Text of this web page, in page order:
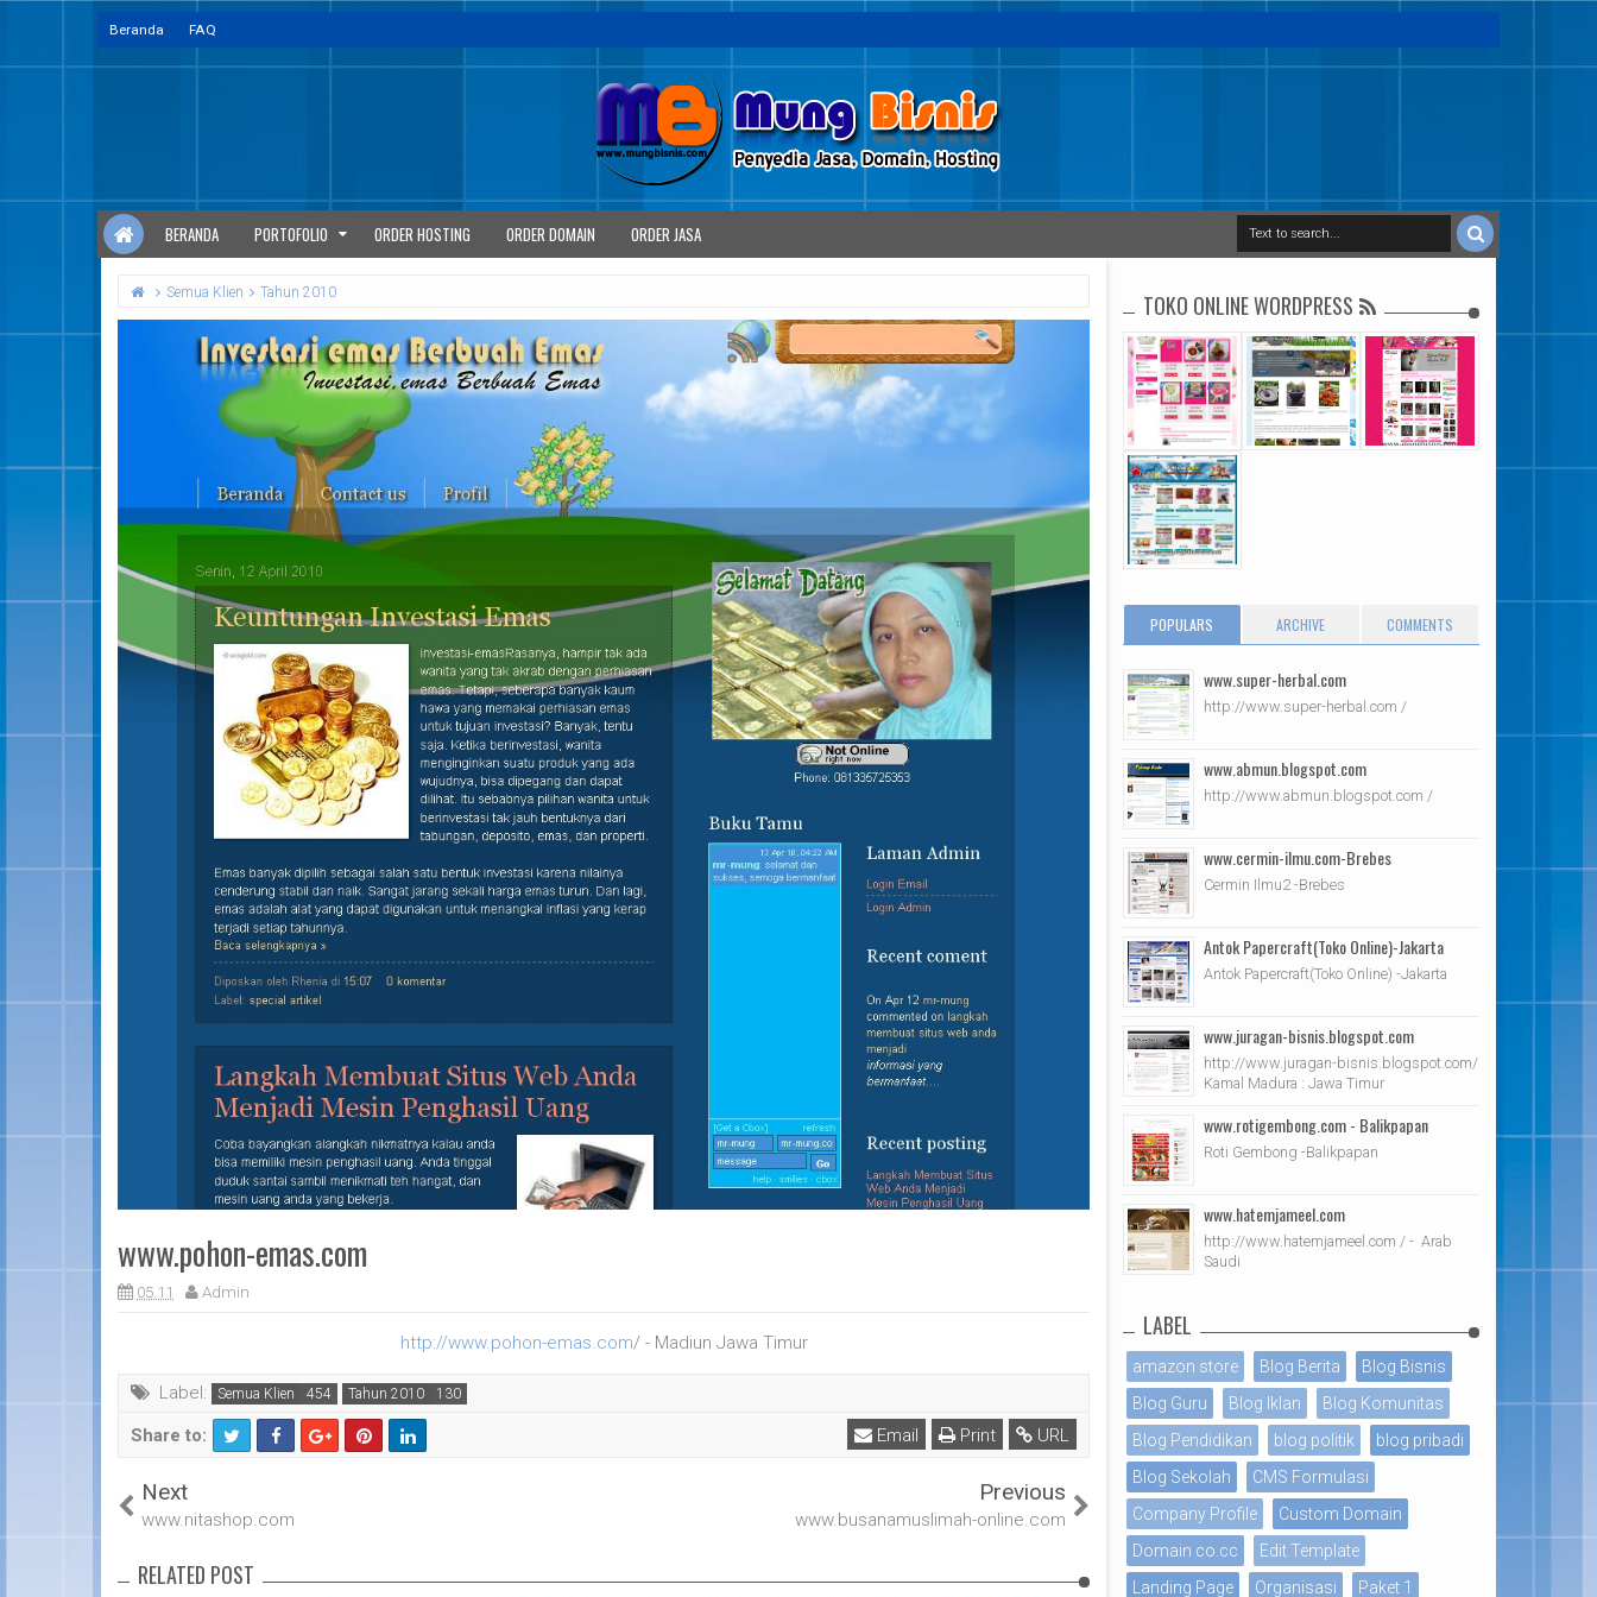
Beranda FAQ
BERANDA PORTOFOLIO ORDER HOSTING ORDER DOMAIN ORDER JASA
Semua Klien Tahun 2010
www.pohon-emas.com
05.11 Admin
http://www.pohon-emas.com/ - Madiun Jawa Timur
Label: Semua Klien Tahun 2010
Share to:
tt
er
c
o
URL
Print
Email
Next
www.nitashop.com
Previous
www.busanamuslimah-online.com
RELATED POST
TOKO ONLINE WORDPRESS
POPULARS ARCHIVE COMMENTS
www.super-herbal.com
http://www.super-herbal.com /
www.abmun.blogspot.com
http://www.abmun.blogspot.com /
www.cermin-ilmu.com-Brebes
Cermin Ilmu2 -Brebes
Antok Papercraft(Toko Online)-Jakarta
Antok Papercraft(Toko Online) -Jakarta
www.juragan-bisnis.blogspot.com
http://www.juragan-bisnis.blogspot.com/
Kamal Madura : Jawa Timur
www.rotigembong.com - Balikpapan
Roti Gembong -Balikpapan
www.hatemjameel.com
http://www.hatemjameel.com / - Arab
Saudi
LABEL
amazon store Blog Berita
Blog Bisnis
Blog Guru
Blog Iklan
Blog Komunitas
Blog Pendidikan
blog politik
blog pribadi
Blog Sekolah
CMS Formulasi
Company Profile
Custom Domain
Domain co.cc
Edit Template
Landing Page
Organisasi
Paket 1